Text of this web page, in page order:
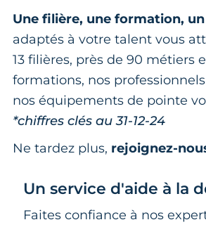
Une filière, une formation,
adaptés à votre talent vous
13 filières, près de 90 métiers
formations, nos
nos équipements de pointe
*chiffres clés au 31-12-24
Ne tardez plus, rejoignez-
Un service d'aide à la
Faites confiance à nos